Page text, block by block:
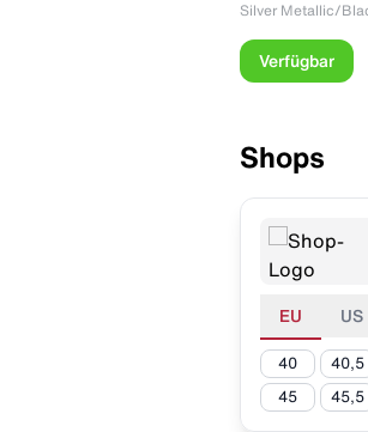
Silver Metallic/
Verfügbar
Shops
EU US
40 40,5
45 45,5